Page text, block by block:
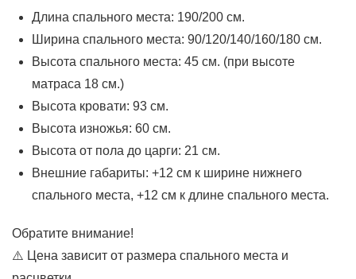
Длина спального места: 190/200 см.
Ширина спального места: 90/120/140/160/180 см.
Высота спального места: 45 см. (при высоте
матраса 18 см.)
Высота кровати: 93 см.
Высота изножья: 60 см.
Высота от пола до царги: 21 см.
Внешние габариты: +12 см к ширине нижнего
спального места, +12 см к длине спального места.
Обратите внимание!
⚠️ Цена зависит от размера спального места и